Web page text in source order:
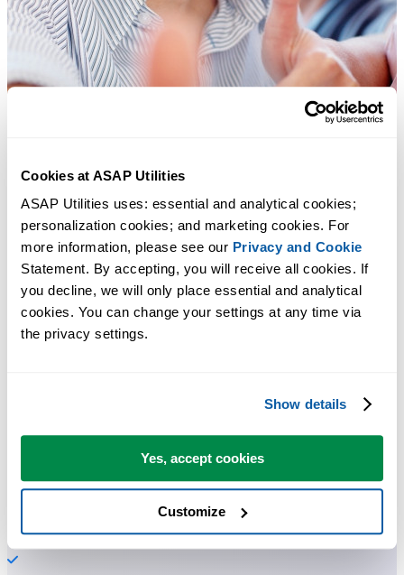
Cookies at ASAP Utilities
ASAP Utilities uses: essential and analytical cookies;
personalization cookies; and marketing cookies. For
more information, please see our Privacy and Cookie
Statement. By accepting, you will receive all cookies. If
you decline, we will only place essential and analytical
cookies. You can change your settings at any time via
the privacy settings.
Show details
Yes, accept cookies
Customize
Excel の作業をもっと速く、もっと簡単